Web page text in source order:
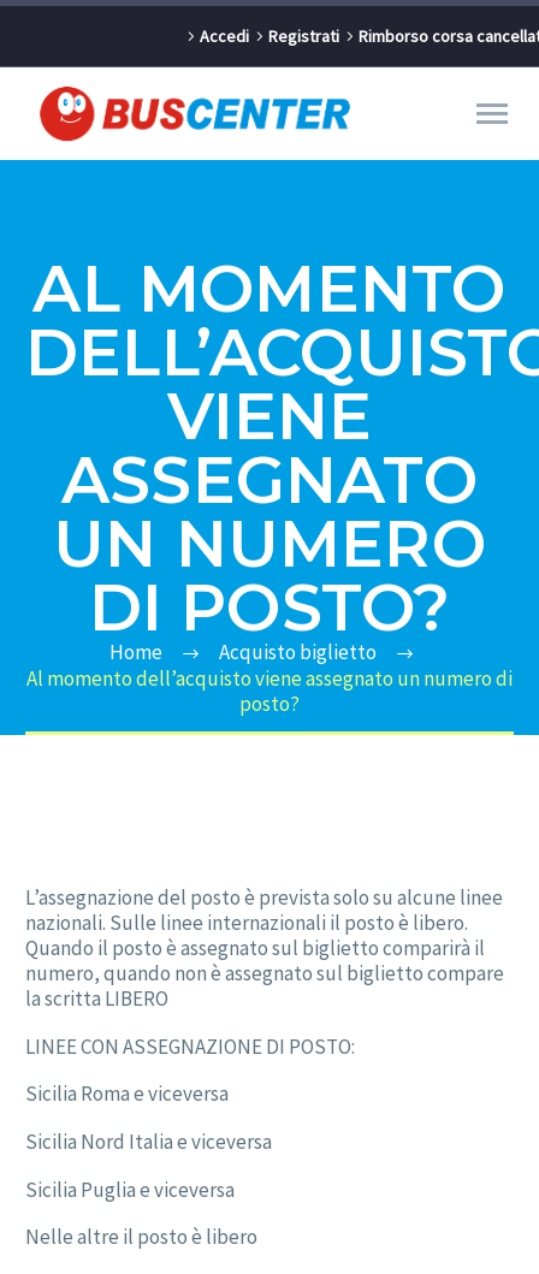
Accedi Registrati Rimborso corsa
AL MOMENTO
VIENE
ASSEGNATO
UN NUMERO
DI POSTO?
Home
Acquisto biglietto
Al momento dell’acquisto viene assegnato un numero di
posto?
L’assegnazione del posto è prevista solo su alcune linee
nazionali. Sulle linee internazionali il posto è libero.
Quando il posto è assegnato sul biglietto comparirà il
numero, quando non è assegnato sul biglietto compare
la scritta LIBERO
LINEE CON ASSEGNAZIONE DI POSTO:
Sicilia Roma e viceversa
Sicilia Nord Italia e viceversa
Sicilia Puglia e viceversa
Nelle altre il posto è libero